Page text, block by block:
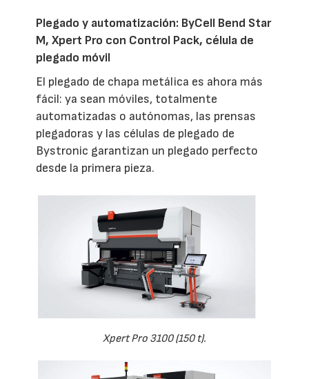
Plegado y automatización: ByCell Bend Star
M, Xpert Pro con Control Pack, célula de
plegado móvil
El plegado de chapa metálica es ahora más
fácil: ya sean móviles, totalmente
automatizadas o autónomas, las prensas
plegadoras y las células de plegado de
Bystronic garantizan un plegado perfecto
desde la primera pieza.
Xpert Pro 3100 (150 t).